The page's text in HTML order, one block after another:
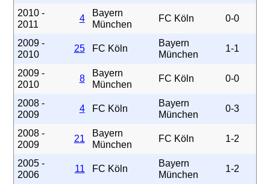
2010 -
2011
4
Bayern
München
FC Köln 0-0
2009 -
2010
25 FC Köln
Bayern
München
1-1
2009 -
2010
8
Bayern
München
FC Köln 0-0
2008 -
2009
4 FC Köln
Bayern
München
0-3
2008 -
2009
21
Bayern
München
FC Köln 1-2
2005 -
2006
11 FC Köln
Bayern
München
1-2